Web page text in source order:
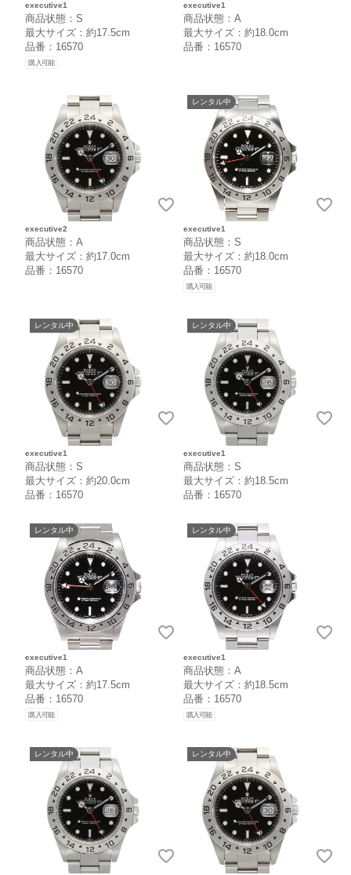
executive1
商品状態：S
最大サイズ：約17.5cm
品番：16570
購入可能
executive1
商品状態：A
最大サイズ：約18.0cm
品番：16570
executive2
商品状態：A
最大サイズ：約17.0cm
品番：16570
レンタル中
executive1
商品状態：S
最大サイズ：約18.0cm
品番：16570
購入可能
レンタル中
executive1
商品状態：S
最大サイズ：約20.0cm
品番：16570
レンタル中
executive1
商品状態：S
最大サイズ：約18.5cm
品番：16570
レンタル中
executive1
商品状態：A
最大サイズ：約17.5cm
品番：16570
購入可能
レンタル中
executive1
商品状態：A
最大サイズ：約18.5cm
品番：16570
購入可能
レンタル中 レンタル中